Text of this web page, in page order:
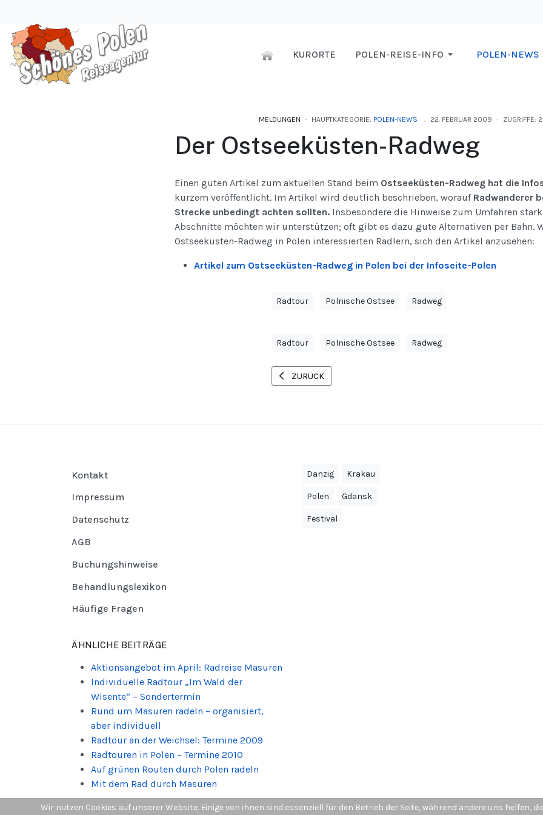
KURORTE POLEN-REISE-INFO POLEN-NEWS
MELDUNGEN HAUPTKATEGORIE: POLEN-NEWS 22. FEBRUAR 2009 ZUGRIFFE:
Der Ostseeküsten-Radweg
Einen guten Artikel zum aktuellen Stand beim Ostseeküsten-Radweg hat die
kurzem veröffentlicht. Im Artikel wird deutlich beschrieben, worauf Radwanderer
Strecke unbedingt achten sollten. Insbesondere die Hinweise zum Umfahren
Abschnitte möchten wir unterstützen; oft gibt es dazu gute Alternativen per Bahn.
Ostseeküsten-Radweg in Polen interessierten Radlern, sich den Artikel anzusehen:
Artikel zum Ostseeküsten-Radweg in Polen bei der Infoseite-Polen
Radtour Polnische Ostsee Radweg
Radtour Polnische Ostsee Radweg
VORHERIGER BEITRAG: LUFTHANSA FLIEGT AUCH NACH RZESZÓW
ZURÜCK
Kontakt
Impressum
Datenschutz
AGB
Buchungshinweise
Behandlungslexikon
Häufige Fragen
ÄHNLICHE BEITRÄGE
Aktionsangebot im April: Radreise Masuren
Individuelle Radtour „Im Wald der
Wisente“ – Sondertermin
Rund um Masuren radeln – organisiert,
aber individuell
Radtour an der Weichsel: Termine 2009
Radtouren in Polen – Termine 2010
Auf grünen Routen durch Polen radeln
Mit dem Rad durch Masuren
Danzig Krakau
Polen Gdansk
Festival
Wir nutzen Cookies auf unserer Website. Einige von ihnen sind essenziell für den Betrieb der Seite, während andere uns helfen,